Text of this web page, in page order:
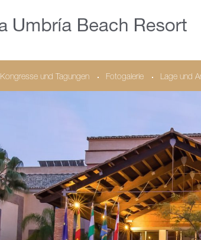
Kongresse und Tagungen Fotogalerie Lage und